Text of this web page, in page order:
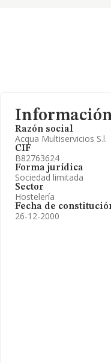
Razón social
Acqua Multiservicios S.l.
CIF
B82763624
Forma jurídica
Sociedad limitada
Sector
Hostelería
Fecha de
26-12-2000